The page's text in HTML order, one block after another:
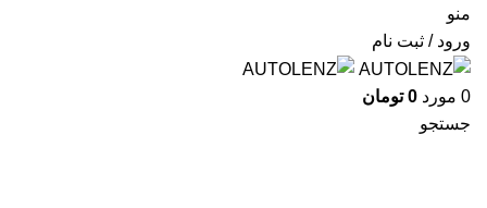
منو
ورود / ثبت نام
0 مورد 0 تومان
جستجو